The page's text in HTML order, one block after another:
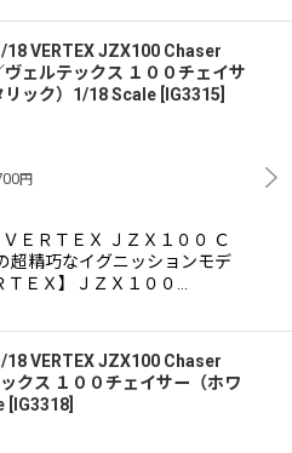
VERTEX JZX100 Chaser
ェルテックス １００チェイサ
リック）1/18 Scale
IG3315
円
ＥＲＴＥＸ ＪＺＸ１００ Ｃ
超精巧なイグニッションモデ
ＥＸ】ＪＺＸ１００…
VERTEX JZX100 Chaser
クス １００チェイサー（ホワ
IG3318